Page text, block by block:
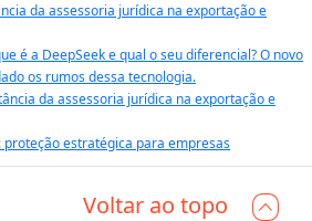
da assessoria jurídica na exportação e
é a DeepSeek e qual o seu diferencial? O novo
os rumos dessa tecnologia.
da assessoria jurídica na exportação e
proteção estratégica para empresas
Voltar ao topo